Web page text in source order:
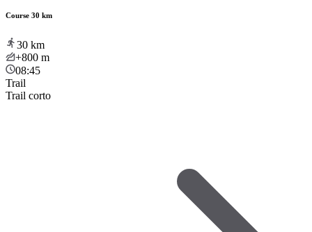
Course 30 km
30 km
+800 m
08:45
Trail
Trail corto